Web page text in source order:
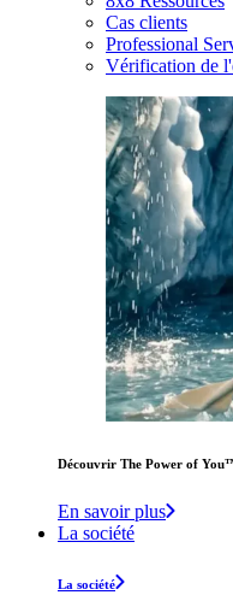
Cas clients
Professional
Vérification de
Découvrir The Power of
En savoir plus
La société
La société